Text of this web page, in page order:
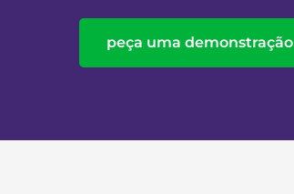
peça uma demonstração